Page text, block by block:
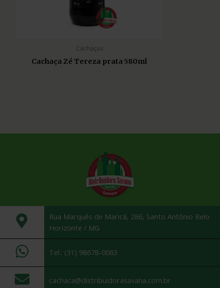
Cachaças
Cachaça Zé Tereza prata 580ml
Rua Marquês de Maricá, 286, Santo Antônio Belo
Horizonte / MG
Tel.: (31) 98678-0063
cachaca@distribuidorasavana.com.br